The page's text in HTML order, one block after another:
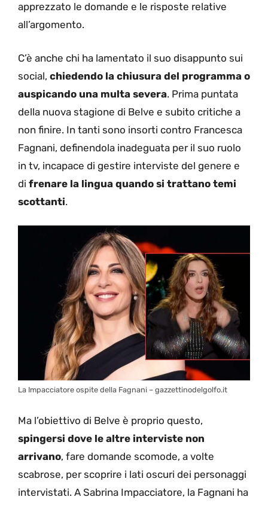
apprezzato le domande e le risposte relative
all’argomento.
C’è anche chi ha lamentato il suo disappunto sui
social, chiedendo la chiusura del programma o
auspicando una multa severa. Prima puntata
della nuova stagione di Belve e subito critiche a
non finire. In tanti sono insorti contro Francesca
Fagnani, definendola inadeguata per il suo ruolo
in tv, incapace di gestire interviste del genere e
di frenare la lingua quando si trattano temi
scottanti.
La Impacciatore ospite della Fagnani – gazzettinodelgolfo.it
Ma l’obiettivo di Belve è proprio questo,
spingersi dove le altre interviste non
arrivano, fare domande scomode, a volte
scabrose, per scoprire i lati oscuri dei personaggi
intervistati. A Sabrina Impacciatore, la Fagnani ha